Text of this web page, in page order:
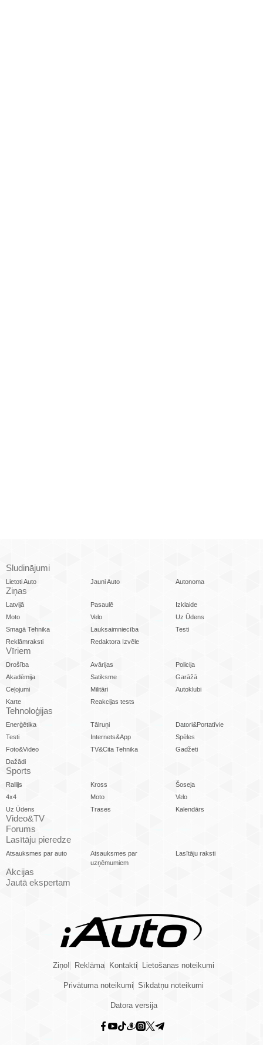
Sludinājumi
Lietoti Auto Jauni Auto Autonoma
Ziņas
Latvijā Pasaulē
Izklaide
Moto
Velo
Uz Ūdens
Smagā Tehnika
Lauksaimniecība
Testi
Reklāmraksti
Redaktora Izvēle
Vīriem
Drošība Avārijas
Policija
Akadēmija
Satiksme
Garāžā
Ceļojumi
Militāri
Autoklubi
Karte
Reakcijas tests
Tehnoloģijas
Enerģētika Tālruņi
Datori&Portatīvie
Testi
Internets&App
Spēles
Foto&Video
TV&Cita Tehnika
Gadžeti
Dažādi
Sports
Rallijs Kross
Šoseja
4x4
Moto
Velo
Uz Ūdens
Trases Kalendārs
Video&TV
Forums
Lasītāju pieredze
Atsauksmes par auto
Atsauksmes par
uzņēmumiem
Lasītāju raksti
Akcijas
Jautā ekspertam
Ziņo! Reklāma Kontakti Lietošanas noteikumi
Privātuma noteikumi Sīkdatņu noteikumi
Datora versija